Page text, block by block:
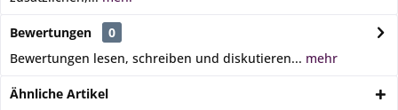
Bewertungen
0
Bewertungen lesen, schreiben und diskutieren... mehr
Ähnliche Artikel